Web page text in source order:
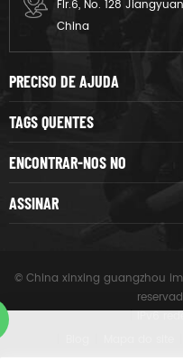
Flr.6, No. 128
China
PRECISO DE AJUDA
TAGS QUENTES
ENCONTRAR-NOS NO
ASSINAR
© China xinxing guangzhou